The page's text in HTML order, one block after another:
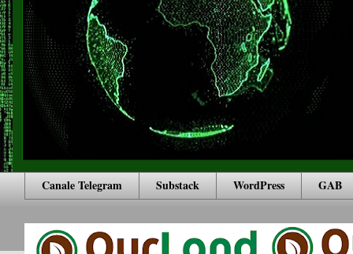
Canale Telegram Substack WordPress GAB